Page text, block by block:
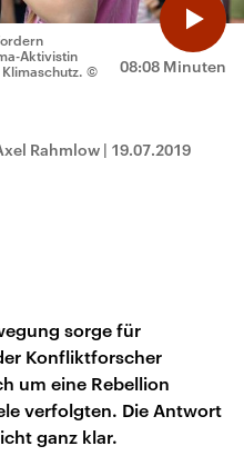
08:08 Minuten
Aktivistin
©
Rahmlow | 19.07.2019
sorge für
Konfliktforscher
um eine Rebellion
verfolgten. Die Antwort
ganz klar.